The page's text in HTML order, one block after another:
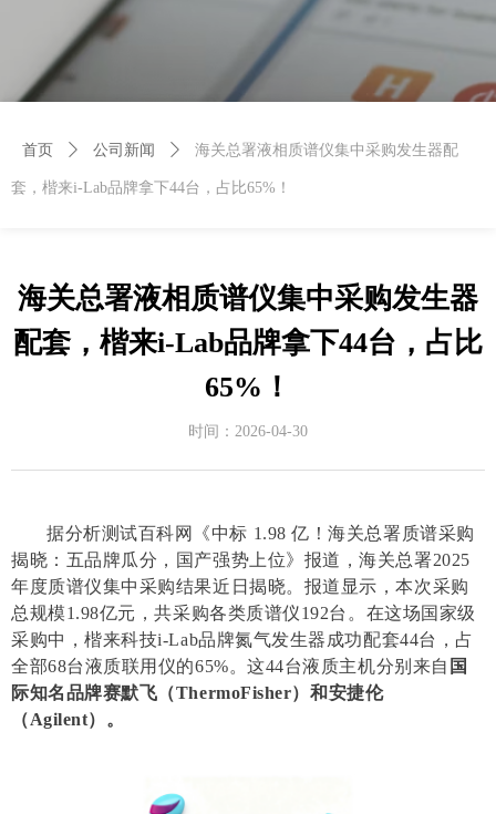
海关总署液相质谱仪集中采购发生器
配套，楷来i-Lab品牌拿下44台，占比
65%！
据分析测试百科网《中标 1.98 亿！海关总署质谱采购
揭晓：五品牌瓜分，国产强势上位》报道，海关总署2025
年度质谱仪集中采购结果近日揭晓。报道显示，本次采购
总规模1.98亿元，共采购各类质谱仪192台。在这场国家级
采购中，楷来科技i-Lab品牌氮气发生器成功配套44台，占
全部68台液质联用仪的65%。这44台液质主机分别来自 国
际知名品牌赛默飞（ThermoFisher）和安捷伦
（Agilent）。
时间： 2026-04-30
首页 ꄲ 公司新闻 ꄲ 海关总署液相质谱仪集中采购发生器配
套，楷来i-Lab品牌拿下44台，占比65%！